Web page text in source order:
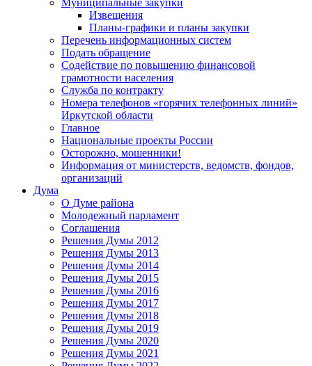
Извещения
Планы-графики и планы закупки
Перечень информационных систем
Подать обращение
Содействие по повышению финансовой
грамотности населения
Служба по контракту
Номера телефонов «горячих телефонных линий»
Иркутской области
Главное
Национальные проекты России
Осторожно, мошенники!
Информация от министерств, ведомств, фондов,
организаций
Дума
О Думе района
Молодежный парламент
Соглашения
Решения Думы 2012
Решения Думы 2013
Решения Думы 2014
Решения Думы 2015
Решения Думы 2016
Решения Думы 2017
Решения Думы 2018
Решения Думы 2019
Решения Думы 2020
Решения Думы 2021